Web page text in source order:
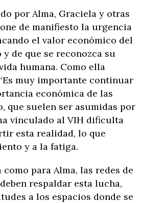
por Alma, Graciela y otras
de manifiesto la urgencia
el valor económico del
de que se reconozca su
humana. Como ella
muy importante continuar
económica de las
que suelen ser asumidas por
vinculado al VIH dificulta
esta realidad, lo que
y a la fatiga.
para Alma, las redes de
respaldar esta lucha,
a los espacios donde se